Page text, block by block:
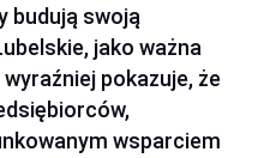
budują swoją
jako ważna
pokazuje, że
wsparciem